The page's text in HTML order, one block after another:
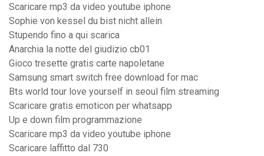
Scaricare mp3 da video youtube iphone
Sophie von kessel du bist nicht allein
Stupendo fino a qui scarica
Anarchia la notte del giudizio cb01
Gioco tresette gratis carte napoletane
Samsung smart switch free download for mac
Bts world tour love yourself in seoul film streaming
Scaricare gratis emoticon per whatsapp
Up e down film programmazione
Scaricare mp3 da video youtube iphone
Scaricare laffitto dal 730